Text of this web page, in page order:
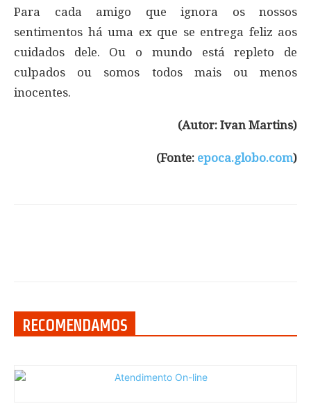
Para cada amigo que ignora os nossos
sentimentos há uma ex que se entrega feliz aos
cuidados dele. Ou o mundo está repleto de
culpados ou somos todos mais ou menos
inocentes.
(Autor: Ivan Martins)
(Fonte: epoca.globo.com)
RECOMENDAMOS